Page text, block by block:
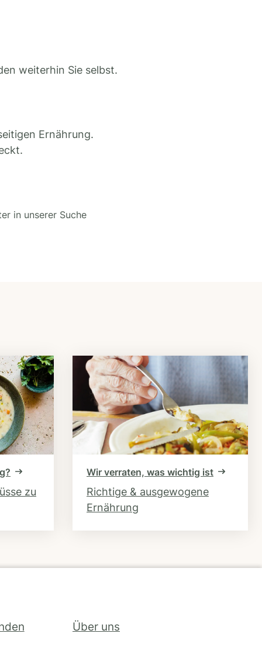
weiterhin Sie selbst.
Ernährung.
in unserer Suche
zu
Wir verraten, was wichtig ist
Richtige & ausgewogene
Ernährung
Über uns